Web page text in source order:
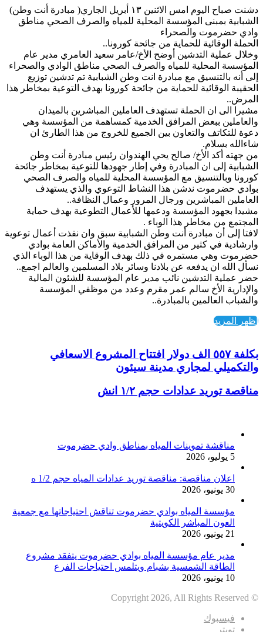
دشنت صباح اليوم امس
الاثنين ١٣ أبريل الجاري( مبادرة أنت وطن)
الشبابية بمبنى المؤسسة المحلية للمياه والصرف الصحي مناطق
وادي حضرموت والصحراء
الحملة الوقائية للحماية من جائحة كورونا..
وخلال عملية التدشين أوضح الأخ/عامر سعيد العامري مدير عام
المؤسسة المحلية للمياه والصرف الصحي مناطق الوادي والصحراء
إلى أنه بالتنسيق مع مبادرة انت وطن الشبابية تم تدشين توزيع
الحقيبة الوقائية للحماية من جائحة كورونا بهدف التوعية بمخاطر هذا
المرض..
مشيرا الى ان الحملة تستهدف العاملين المباشرين بالميدان
والعاملين ببعض المرافق الخدمية كمساهمة من المؤسسة وهي
دعوة للتكاتف والتعاون بين الجميع للخروج من هذا الطارئ ان
شاءالله بسلام.
من جهته أكد الأخ/ صالح يحي الهندوان رئيس مبادرة أنت وطن
الشبابية إلى ان المبادرة وفي إطار جهودها للتوعية بمخاطر جائحة
كورونا وبالتنسيق مع المؤسسة المحلية للمياه والصرف الصحي
بوادي حضرموت ندشن هذا النشاط التوعوي والذي يستهدف
العاملين المباشرين ورجال المرور وعمال النظافة..
مشيدا بجهود المؤسسة ودعمها للأعمال التطوعية بهدف حماية
المجتمع من مخاطر هذا الوباء .
لافتا إلى أن مبادرة أنت وطن الشبابية سبق وان نفذت أعمال توعوية
وارشادية في كثير من المرافق الخدمية والأماكن العامة بوادي
حضرموت وهي مستمره في ذلك بهدف الوقاية من هذا الوباء الذي
نسأل الله ان يدفعه عن بلادنا وسائر بلاد المسلمين والعالم اجمع..
حضر عملية التدشين نائب مدير عام المؤسسة للشئون المالية
والإدارية الأخ سالم عمر مقرم وعدد من موظفي المؤسسة
والشباب العالمين بالمبادرة..
اظهر المزيد
بكلفة ٥٥٧ الف دولار افتتاح المشروع الاسعافي
والتكميلي لمجاري مدينة سيئون
مناقصة توريد عدادات حجم ١/٢ انش
مناقشة تموينات المياه بمناطق وادي حضرموت
5 يوليو، 2026
اعلان مناقصة: مناقصة توريد عدادات المياه حجم 1/2 ه
30 يونيو، 2026
مؤسسة المياه بوادي حضرموت تناقش احتياجاتها مع جمعية
العون المباشر الكويتية
21 يونيو، 2026
مدير عام مؤسسة المياه بوادي حضرموت يتفقد مشروع
الطاقة الشمسية بشبام ويتلمس احتياجات الفرع
10 يونيو، 2026
© Copyright 2026, All Rights Reserved
فيسبوك
تويتر